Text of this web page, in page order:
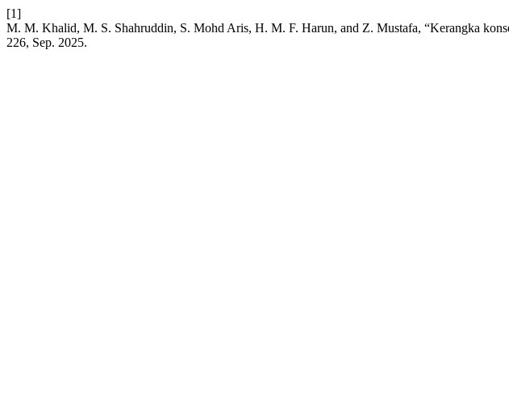
[1]
M. M. Khalid, M. S. Shahruddin, S. Mohd Aris, H. M. F. Harun, and Z. Mustafa, “Kerangka
226, Sep. 2025.